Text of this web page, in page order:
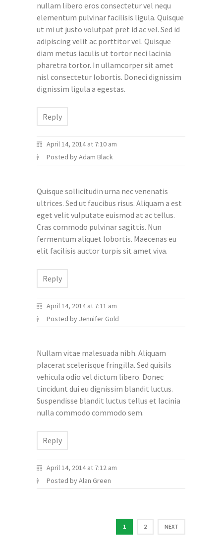
nullam libero eros consectetur vel nequ
elementum pulvinar facilisis ligula. Quisque
ut mi ut justo volutpat pret id ac vel. Sed id
adipiscing velit ac porttitor vel. Quisque
diam metus iaculis ut tortor neci lacinia
pharetra tortor. In ullamcorper sit amet
nisl consectetur lobortis. Doneci dignissim
dignissim ligula a egestas.
Reply
April 14, 2014 at 7:10 am
Posted by Adam Black
Quisque sollicitudin urna nec venenatis
ultrices. Sed ut faucibus risus. Aliquam a est
eget velit vulputate euismod at ac tellus.
Cras commodo pulvinar sagittis. Nun
fermentum aliquet lobortis. Maecenas eu
elit facilisis auctor turpis sit amet viva.
Reply
April 14, 2014 at 7:11 am
Posted by Jennifer Gold
Nullam vitae malesuada nibh. Aliquam
placerat scelerisque fringilla. Sed quisils
vehicula odio vel dictum libero. Donec
tincidunt dui eu dignissim blandit luctus.
Suspendisse blandit luctus tellus et lacinia
nulla commodo commodo sem.
Reply
April 14, 2014 at 7:12 am
Posted by Alan Green
1 2 NEXT